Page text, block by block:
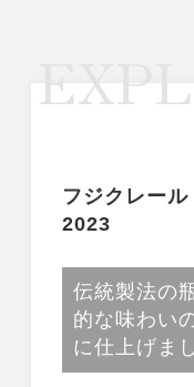
フジクレー
2023
伝統製法の
的な味わい
に仕上げま